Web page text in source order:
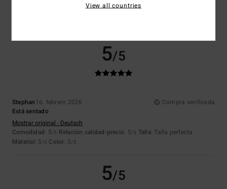
5/5
Stephan 16. febrero 2026
Compra verificada
Está sentado
Mostrar original - Deutsch
Comodidad: 5/5 Relación calidad-precio: 5/5 Talla: Talla perfecta
Material: 5 /5 Color: 5/5
5/5
View all countries